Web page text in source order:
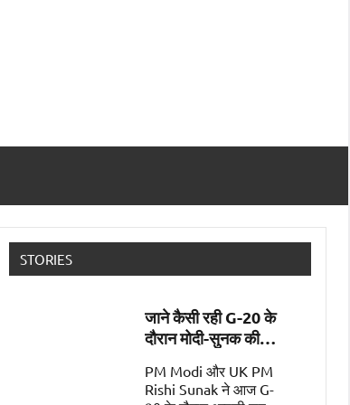
STORIES
जाने कैसी रही G-20 के
दौरान मोदी-सुनक की
पहली मुलाक़ात
PM Modi और UK PM
Rishi Sunak ने आज G-